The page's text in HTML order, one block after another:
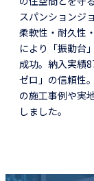
スパンションジ
柔軟性・耐久性
により「振動台
成功。納入実績
ゼロ」の信頼性
の施工事例や実
しました。